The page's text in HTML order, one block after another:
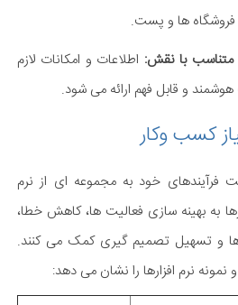
فروشگاه ها و پست.
با نقش: اطلاعات و امکانات لازم
هوشمند و قابل فهم ارائه می شود.
کسب وکار
فرآیندهای خود به مجموعه ای از نرم
به بهینه سازی فعالیت ها، کاهش خطا،
و تسهیل تصمیم گیری کمک می کنند.
نرم افزارها را نشان می دهد: